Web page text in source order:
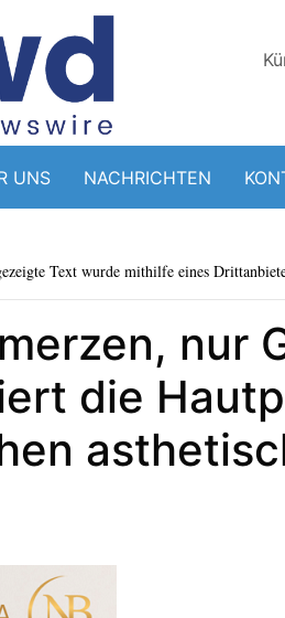
UNS NACHRICHTEN
Text wurde mithilfe eines
nur
die